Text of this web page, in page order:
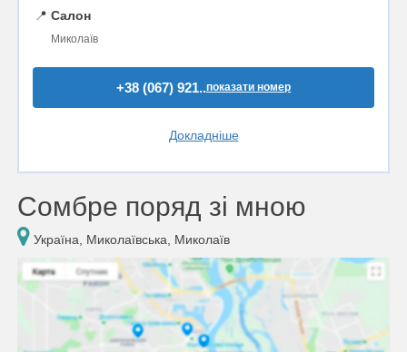
📍 Салон
Миколаїв
+38 (067) 921..показати номер
Докладніше
Сомбре поряд зі мною
Україна, Миколаївська, Миколаїв